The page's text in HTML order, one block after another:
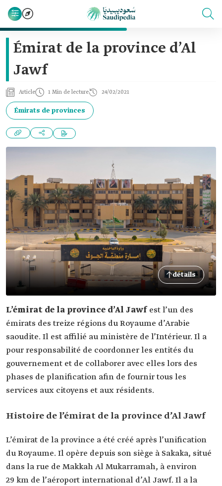
Émirat de la province d’Al
Jawf
Article 1 Min de lecture 24/02/2021
Émirats de provinces
détails
L’émirat de la province d’Al Jawfest l’un des
émirats des treize régions du Royaume d’Arabie
saoudite. Il est affilié au ministère de l’Intérieur. Il a
pour responsabilité de coordonner les entités du
gouvernement et de collaborer avec elles lors des
phases de planification afin de fournir tous les
services aux citoyens et aux résidents.
Histoire de l’émirat de la province d’Al Jawf
L’émirat de la province a été créé après l’unification
du Royaume. Il opère depuis son siège à Sakaka, situé
dans la rue de Makkah Al Mukarramah, à environ
29 km de l’aéroport international d’Al Jawf. Il a la